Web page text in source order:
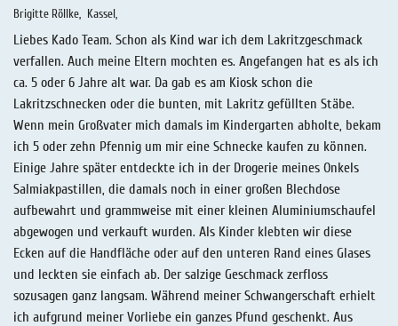
Brigitte Röllke Kassel
Liebes Kado Team. Schon als Kind war ich dem Lakritzgeschmack
verfallen. Auch meine Eltern mochten es. Angefangen hat es als ich
ca. 5 oder 6 Jahre alt war. Da gab es am Kiosk schon die
Lakritzschnecken oder die bunten, mit Lakritz gefüllten Stäbe.
Wenn mein Großvater mich damals im Kindergarten abholte, bekam
ich 5 oder zehn Pfennig um mir eine Schnecke kaufen zu können.
Einige Jahre später entdeckte ich in der Drogerie meines Onkels
Salmiakpastillen, die damals noch in einer großen Blechdose
aufbewahrt und grammweise mit einer kleinen Aluminiumschaufel
abgewogen und verkauft wurden. Als Kinder klebten wir diese
Ecken auf die Handfläche oder auf den unteren Rand eines Glases
und leckten sie einfach ab. Der salzige Geschmack zerfloss
sozusagen ganz langsam. Während meiner Schwangerschaft erhielt
ich aufgrund meiner Vorliebe ein ganzes Pfund geschenkt. Aus